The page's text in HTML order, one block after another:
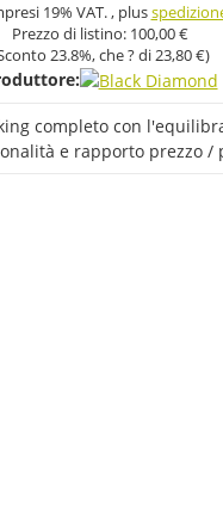
19% VAT. , plus
Prezzo di listino: 100,00 €
23.8%, che ? di23,80 €)
completo con
e rapporto prezzo /